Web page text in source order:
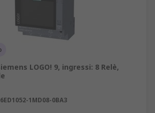
LOGO! 9, ingressi: 8 Relè,
6ED1052-1MD08-0BA3